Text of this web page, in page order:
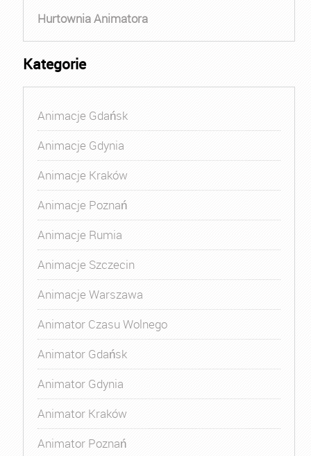
Hurtownia Animatora
Kategorie
Animacje Gdańsk
Animacje Gdynia
Animacje Kraków
Animacje Poznań
Animacje Rumia
Animacje Szczecin
Animacje Warszawa
Animator Czasu Wolnego
Animator Gdańsk
Animator Gdynia
Animator Kraków
Animator Poznań